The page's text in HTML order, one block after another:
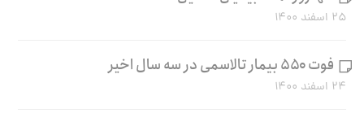
۲۵ اسفند ۱۴۰۰
فوت ۵۵۰ بیمار تالاسمی در سه سال اخیر
۲۴ اسفند ۱۴۰۰